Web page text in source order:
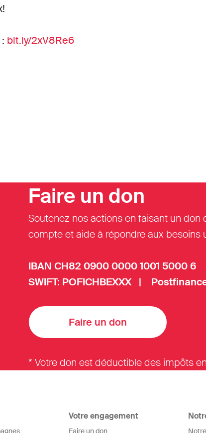
bit.ly/2xV8Re6
Faire un don
Soutenez nos actions en faisant un don
compte et aide à répondre aux besoins
IBAN CH82 0900 0000 1001 5000 6
SWIFT: POFICHBEXXX |
Faire un don
* Votre don est déductible des impôts
Votre engagement
Faire un don